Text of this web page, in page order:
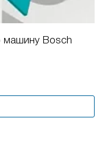
машину Bosch